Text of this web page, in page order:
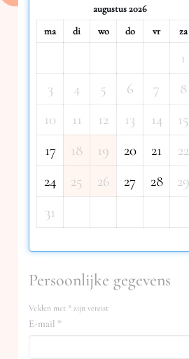
augustus2026
ma
di wo do vr za
1
3
4 5 6 7 8
10
11 12 13 14 15
17
18 19 20 21 22
24
25 26 27 28 29
31
Persoonlijke gegevens
Velden met * zijn vereist
E-mail *